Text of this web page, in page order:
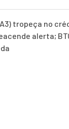
tropeça no
alerta;